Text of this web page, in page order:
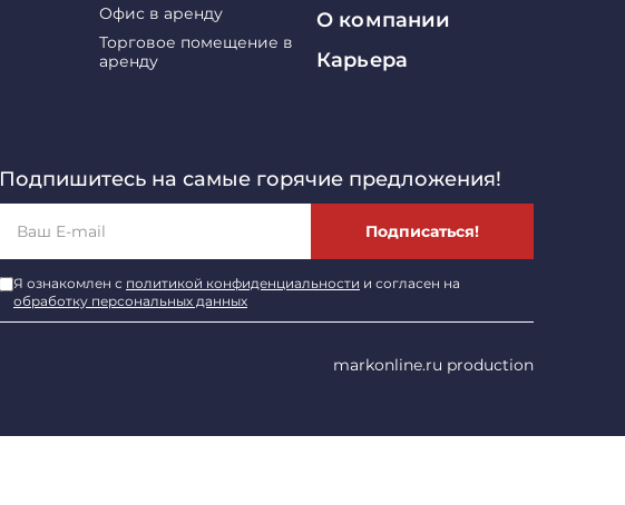
Офис в аренду
Торговое помещение в
аренду
О компании
Карьера
markonline.ru production
Подпишитесь на самые горячие предложения!
Подписаться!
Я ознакомлен с политикой конфиденциальности и согласен на
обработку персональных данных